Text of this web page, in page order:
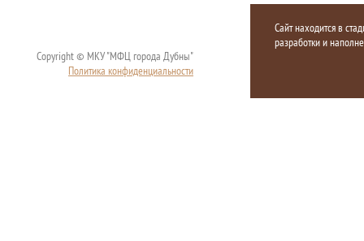
Copyright © МКУ "МФЦ города Дубны"
Политика конфиденциальности
Сайт находится в
разработки и